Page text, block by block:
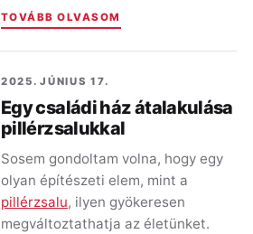
TOVÁBB OLVASOM
2025. JÚNIUS 17.
Egy családi ház átalakulása
pillérzsalukkal
Sosem gondoltam volna, hogy egy
olyan építészeti elem, mint a
pillérzsalu, ilyen gyökeresen
megváltoztathatja az életünket.